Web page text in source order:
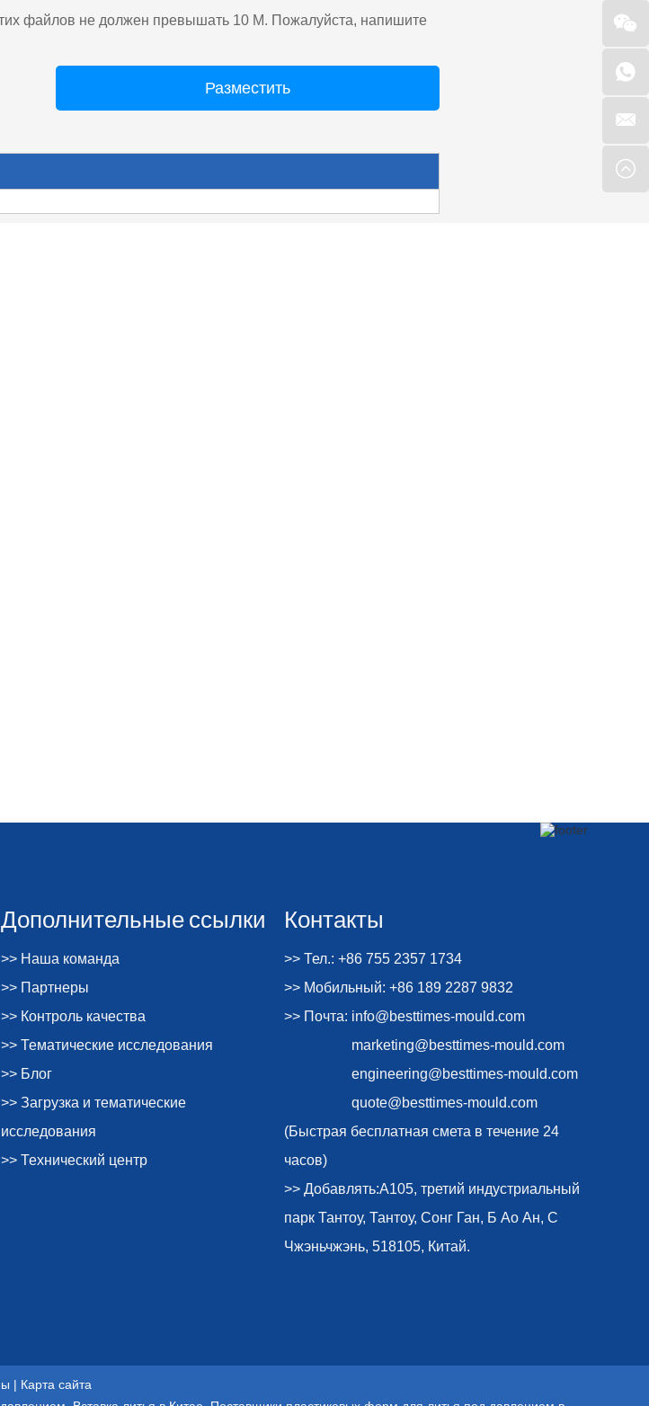
файлов не должен превышать 10 М. Пожалуйста, напишите
Дополнительные ссылки
>> Наша команда
>> Партнеры
>> Контроль качества
>> Тематические исследования
>> Блог
>> Загрузка и тематические
исследования
>> Технический центр
Контакты
>> Тел.: +86 755 2357 1734
>> Мобильный: +86 189 2287 9832
>> Почта: info@besttimes-mould.com
marketing@besttimes-mould.com
engineering@besttimes-mould.com
quote@besttimes-mould.com
(Быстрая бесплатная смета в течение 24
часов)
>> Добавлять:A105, третий индустриальный
парк Тантоу, Тантоу, Сонг Ган, Б Ао Ан, С
Чжэньчжэнь, 518105, Китай.
| Карта сайта